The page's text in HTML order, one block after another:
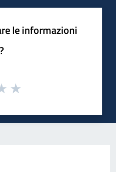
le informazioni